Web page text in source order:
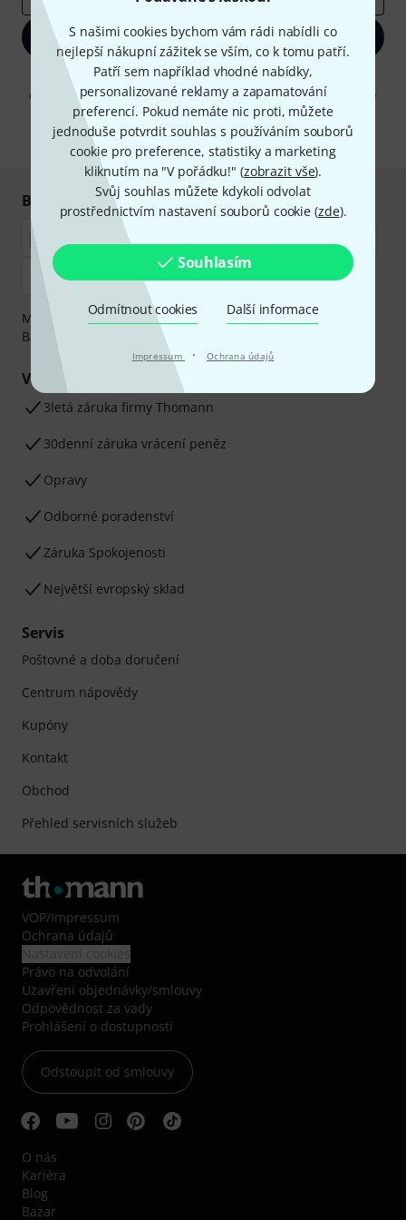
S našimi cookies bychom vám rádi nabídli co
nejlepší nákupní zážitek se vším, co k tomu patří.
Patří sem například vhodné nabídky,
personalizované reklamy a zapamatování
preferencí. Pokud nemáte nic proti, můžete
jednoduše potvrdit souhlas s používáním souborů
cookie pro preference, statistiky a marketing
kliknutím na "V pořádku!" (zobrazit vše).
Svůj souhlas můžete kdykoli odvolat
prostřednictvím nastavení souborů cookie (zde).
Souhlasím
Odmítnout cookies Další informace
Impressum · Ochrana údajů
Zaregistrujte se
Kliknutím na "Zaregistrujte se" souhlasíte s přijímáním e-mailových
reklam a měřením chování při používání e-mailů. Odhlášení je možné
kdykoliv. Další informace naleznete v naší sekci Ochrana údajů
* Požadováno
Bezpečný nákup i platba
Můžete bezpečně platit těmito metodami: Dobírka,
Bankovní převod, PayPal nebo Kreditní karta.
Vaše výhody
3letá záruka firmy Thomann
30denní záruka vrácení peněz
Opravy
Odborné poradenství
Záruka Spokojenosti
Největší evropský sklad
Servis
Poštovné a doba doručení
Centrum nápovědy
Kupóny
Kontakt
Obchod
Přehled servisních služeb
VOP/Impressum
Ochrana údajů
Právo na odvolání
Uzavření objednávky/smlouvy
Odpovědnost za vady
Prohlášení o dostupnosti
Odstoupit od smlouvy
O nás
Kariéra
Blog
Bazar